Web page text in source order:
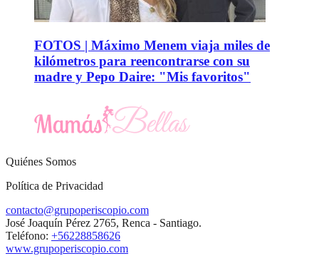
FOTOS | Máximo Menem viaja miles de
kilómetros para reencontrarse con su
madre y Pepo Daire: "Mis favoritos"
Quiénes Somos
Política de Privacidad
contacto@grupoperiscopio.com
José Joaquín Pérez 2765, Renca - Santiago.
Teléfono: +56228858626
www.grupoperiscopio.com